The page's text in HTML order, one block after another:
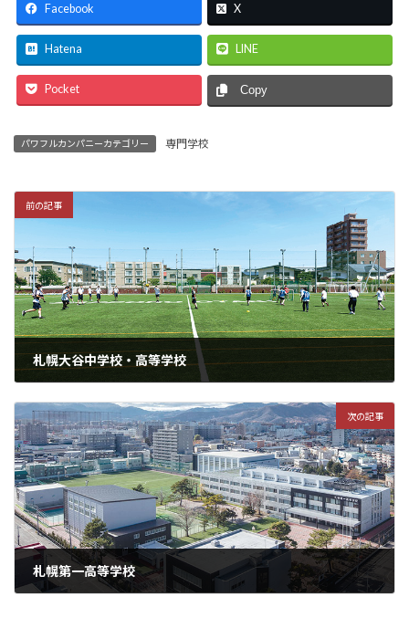
Facebook X
Hatena LINE
Pocket Copy
パワフルカンパニーカテゴリー 専門学校
前の記事
札幌大谷中学校・高等学校
次の記事
札幌第一高等学校